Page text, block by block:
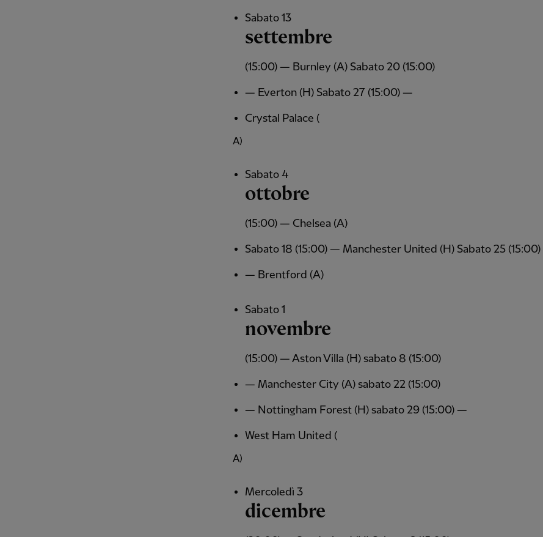
Sabato 13
settembre
(15:00) — Burnley (A) Sabato 20 (15:00)
— Everton (H) Sabato 27 (15:00) —
Crystal Palace (
A)
Sabato 4
ottobre
(15:00) — Chelsea (A)
Sabato 18 (15:00) — Manchester United (H) Sabato 25 (15:00)
— Brentford (A)
Sabato 1
novembre
(15:00) — Aston Villa (H) sabato 8 (15:00)
— Manchester City (A) sabato 22 (15:00)
— Nottingham Forest (H) sabato 29 (15:00) —
West Ham United (
A)
Mercoledì 3
dicembre